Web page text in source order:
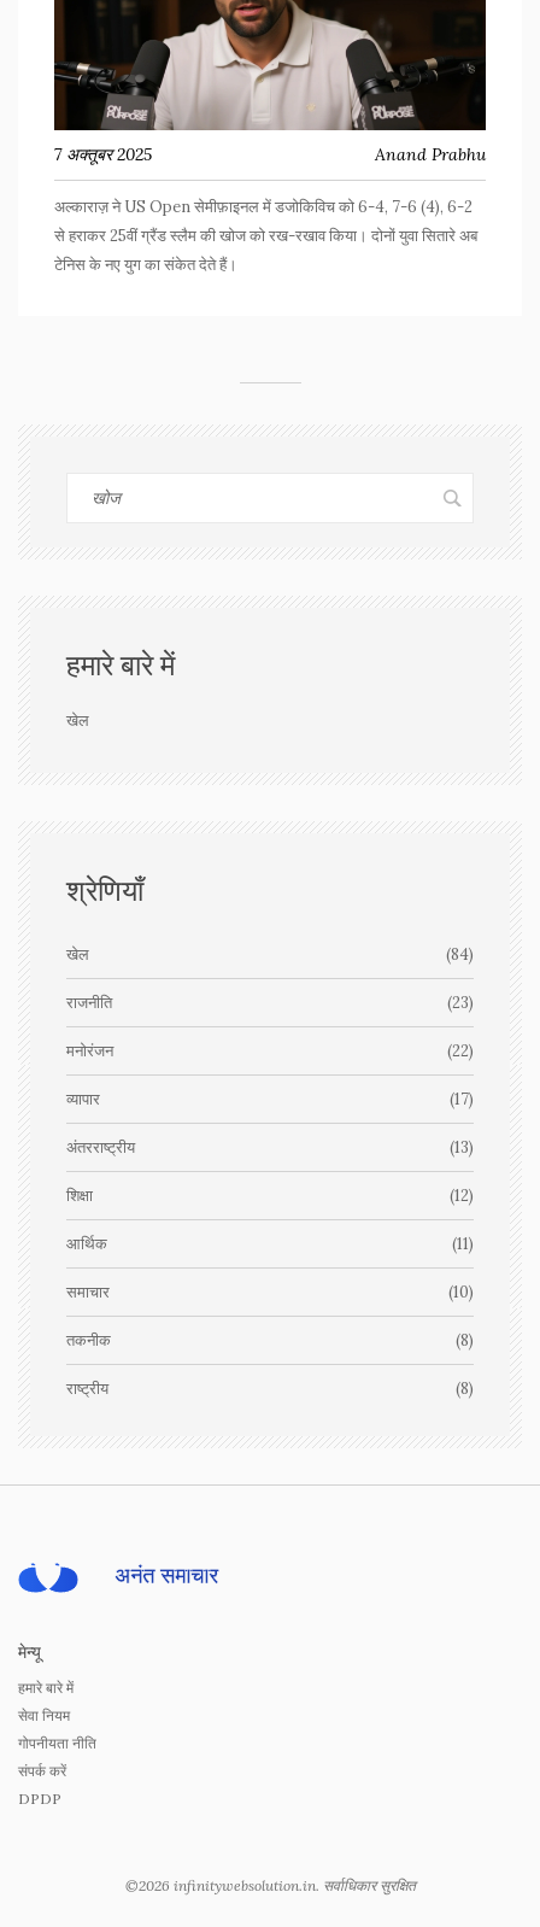
7 अक्तूबर 2025 Anand Prabhu
अल्काराज़ ने US Open सेमीफ़ाइनल में डजोकिविच को 6-4, 7-6 (4), 6-2
से हराकर 25वीं ग्रैंड स्लैम की खोज को रख-रखाव किया। दोनों युवा सितारे अब
टेनिस के नए युग का संकेत देते हैं।
हमारे बारे में
खेल
श्रेणियाँ
खेल (84)
राजनीति (23)
मनोरंजन (22)
व्यापार (17)
अंतरराष्ट्रीय (13)
शिक्षा (12)
आर्थिक (11)
समाचार (10)
तकनीक (8)
राष्ट्रीय (8)
मेन्यू
हमारे बारे में
सेवा नियम
गोपनीयता नीति
संपर्क करें
DPDP
©2026 infinitywebsolution.in. सर्वाधिकार सुरक्षित